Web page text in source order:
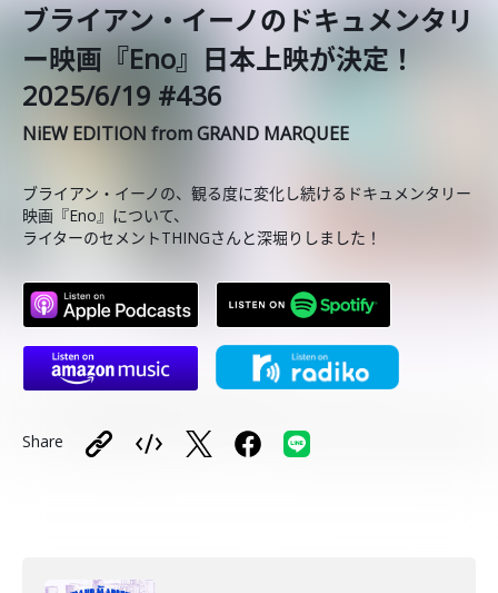
ブライアン・イーノのドキュメンタリ
ー映画『Eno』日本上映が決定！
2025/6/19 #436
NiEW EDITION from GRAND MARQUEE
ブライアン・イーノの、観る度に変化し続けるドキュメンタリー
映画『Eno』について、
ライターのセメントTHINGさんと深堀りしました！
Share